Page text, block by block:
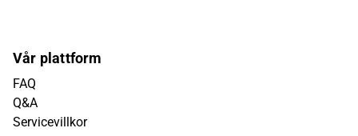
Vår plattform
FAQ
Q&A
Servicevillkor